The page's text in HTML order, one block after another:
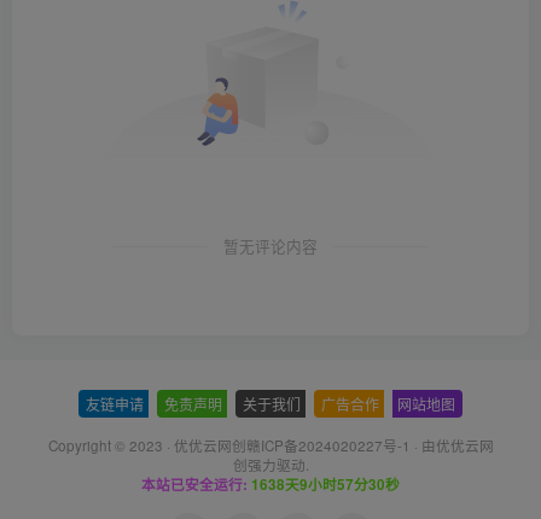
暂无评论内容
友链申请 免责声明 关于我们 广告合作 网站地图
Copyright © 2023 · 优优云网创赣ICP备2024020227号-1 · 由优优云网
创强力驱动.
本站已安全运行: 1638天9小时57分30秒